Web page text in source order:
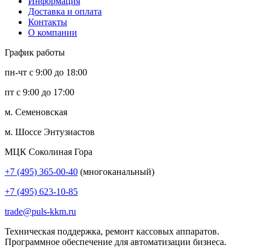
Доставка и оплата
Контакты
О компании
График работы
пн-чт с 9:00 до 18:00
пт с 9:00 до 17:00
м. Семеновская
м. Шоссе Энтузиастов
МЦК Соколиная Гора
+7 (495) 365-00-40 (многоканальный)
+7 (495) 623-10-85
trade@puls-kkm.ru
Техническая поддержка, ремонт кассовых аппаратов.
Программное обеспечение для автоматизации бизнеса.